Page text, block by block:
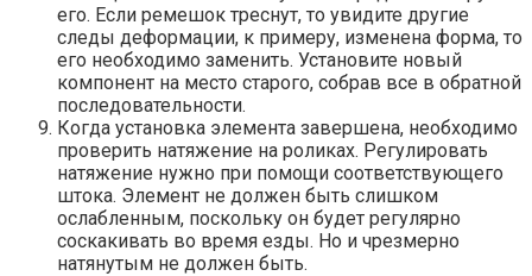
его. Если ремешок треснут, то увидите другие
следы деформации, к примеру, изменена форма, то
его необходимо заменить. Установите новый
компонент на место старого, собрав все в обратной
последовательности.
Когда установка элемента завершена, необходимо
проверить натяжение на роликах. Регулировать
натяжение нужно при помощи соответствующего
штока. Элемент не должен быть слишком
ослабленным, поскольку он будет регулярно
соскакивать во время езды. Но и чрезмерно
натянутым не должен быть.